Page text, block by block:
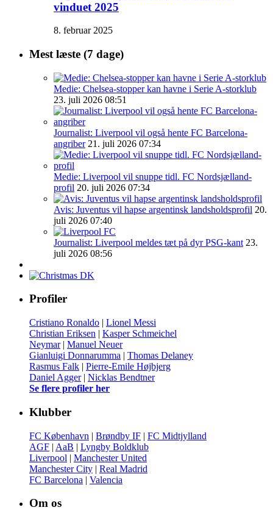
vinduet 2025
8. februar 2025
Mest læste (7 dage)
Medie: Chelsea-stopper kan havne i Serie A-storklub
23. juli 2026 08:51
Journalist: Liverpool vil også hente FC Barcelona-
angriber 21. juli 2026 07:34
Medie: Liverpool vil snuppe tidl. FC Nordsjælland-
profil 20. juli 2026 07:34
Avis: Juventus vil hapse argentinsk landsholdsprofil 20.
juli 2026 07:40
Journalist: Liverpool meldes tæt på dyr PSG-kant 23.
juli 2026 08:56
Profiler
Cristiano Ronaldo | Lionel Messi
Christian Eriksen | Kasper Schmeichel
Neymar| Manuel Neuer
Gianluigi Donnarumma | Thomas Delaney
Rasmus Falk | Pierre-Emile Højbjerg
Daniel Agger| Nicklas Bendtner
Se flere profiler her
Klubber
FC København | Brøndby IF | FC Midtjylland
AGF | AaB | Lyngby Boldklub
Liverpool | Manchester United
Manchester City | Real Madrid
FC Barcelona | Valencia
Om os